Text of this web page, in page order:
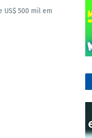
US$ 500 mil em